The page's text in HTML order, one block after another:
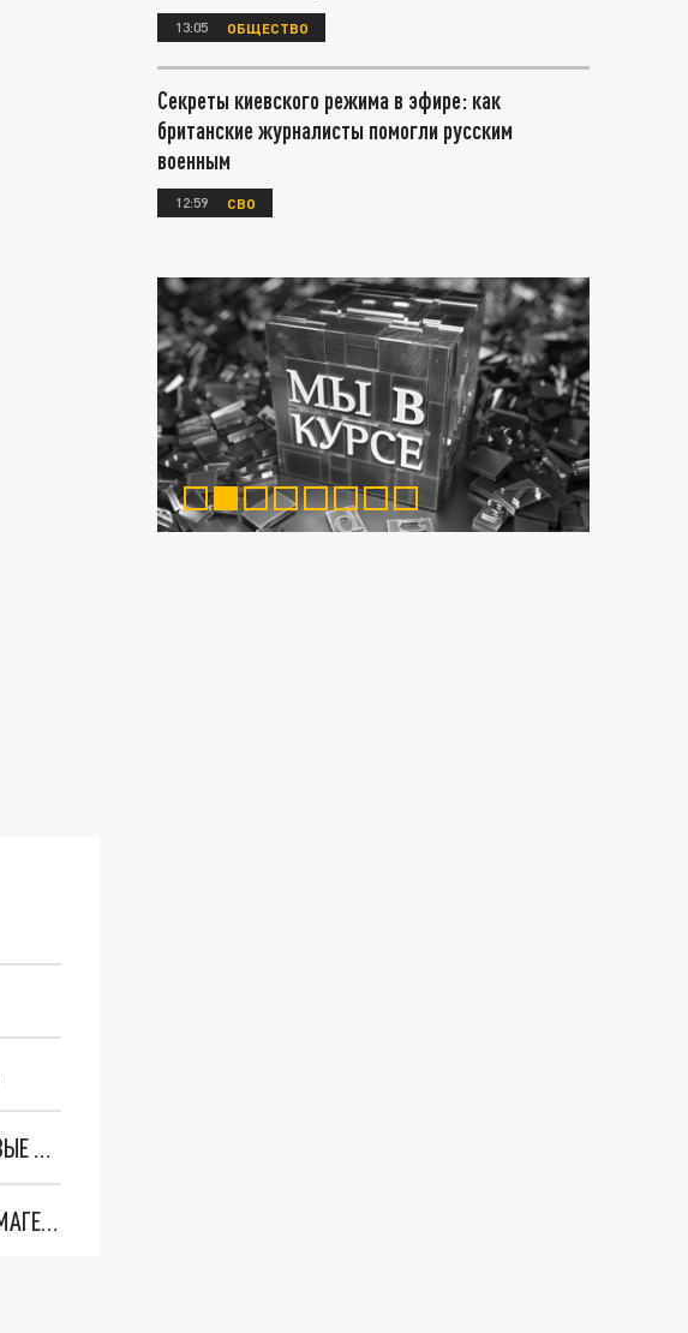
"ОЧЕНЬ ПЛОХИЕ НОВОСТИ": БОЛЬШАЯ ОШИБКА PALANTIR В РОССИИ. СТРАНЫ НАТО ВПЕРВЫЕ ЗА СВО ОСТАНОВИЛИ ПОСТАВКИ ОРУЖИЯ. ВСУ ТЕРЯЮТ ПРИГРАНИЧЬЕ?
ТРИ ГЛАВНЫХ ИНСАЙДА ОБ СВО. ОТМЕНА МОБИЛИЗАЦИИ И ВОЗВРАЩЕНИЕ "ГЕНЕРАЛА АРМАГЕДДОНА"? ОТЛИЧНЫЕ НОВОСТИ, КОТОРЫЕ ЖДАЛИ ВСЕ
13:05 ОБЩЕСТВО
Секреты киевского режима в эфире: как
британские журналисты помогли русским
военным
12:59 СВО